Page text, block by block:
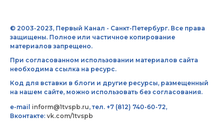
© 2003-2023, Первый Канал - Санкт-Петербург. Все права
защищены. Полное или частичное копирование
материалов запрещено.
При согласованном использовании материалов сайта
необходима ссылка на ресурс.
Код для вставки в блоги и другие ресурсы, размещенный
на нашем сайте, можно использовать без согласования.
e-mail inform@1tvspb.ru, тел. +7 (812) 740-60-72,
Вконтакте: vk.com/1tvspb